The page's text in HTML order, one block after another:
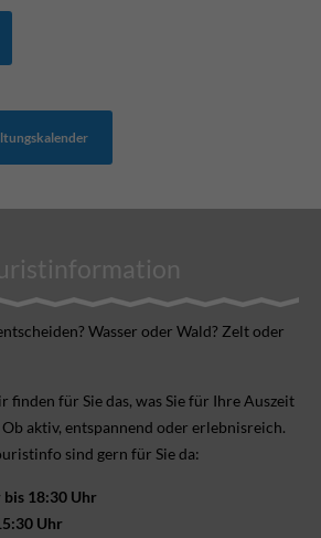
Wasser oder Wald? Zelt oder
finden für Sie das, was Sie für Ihre Aus­zeit
aktiv, ent­spannend oder erlebnis­reich.
sind gern für Sie da:
bis 18:30 Uhr
Uhr